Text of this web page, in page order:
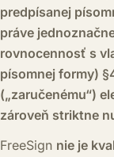
predpísanej
práve
rovnocennosť s
písomnej formy)
(„zaručenému“)
zároveň striktne
FreeSign nie je